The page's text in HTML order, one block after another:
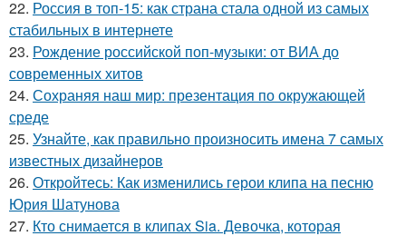
22. Россия в топ-15: как страна стала одной из самых
стабильных в интернете
23. Рождение российской поп-музыки: от ВИА до
современных хитов
24. Сохраняя наш мир: презентация по окружающей
среде
25. Узнайте, как правильно произносить имена 7 самых
известных дизайнеров
26. Откройтесь: Как изменились герои клипа на песню
Юрия Шатунова
27. Кто снимается в клипах Sia. Девочка, которая